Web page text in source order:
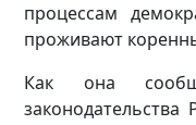
процессам
проживают
Как она